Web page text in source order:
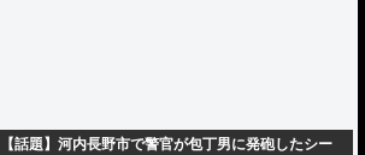
【話題】河内長野市で警官が包丁男に発砲したシー